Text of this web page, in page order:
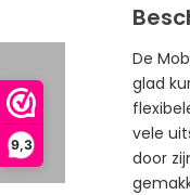
9,3
De
glad
vele
door